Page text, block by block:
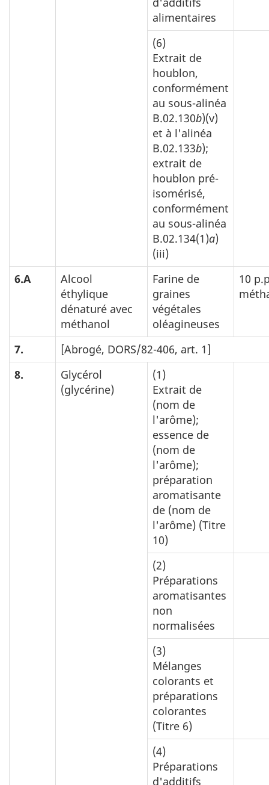
alimentaires
(6)
Extrait de
houblon,
conformément
au sous-alinéa
B.02.130b)(v)
et à l'alinéa
B.02.133b);
extrait de
houblon pré-
isomérisé,
conformément
au sous-alinéa
B.02.134(1)a)
(iii)
6.A
Alcool
éthylique
dénaturé avec
méthanol
Farine de
graines
végétales
oléagineuses
10
7.
[Abrogé, DORS/82-406, art. 1]
8.
Glycérol
(glycérine)
(1)
Extrait de
(nom de
l'arôme);
essence de
(nom de
l'arôme);
préparation
aromatisante
de (nom de
l'arôme) (Titre
10)
(2)
Préparations
aromatisantes
non
normalisées
(3)
Mélanges
colorants et
préparations
colorantes
(Titre 6)
(4)
Préparations
d'additifs